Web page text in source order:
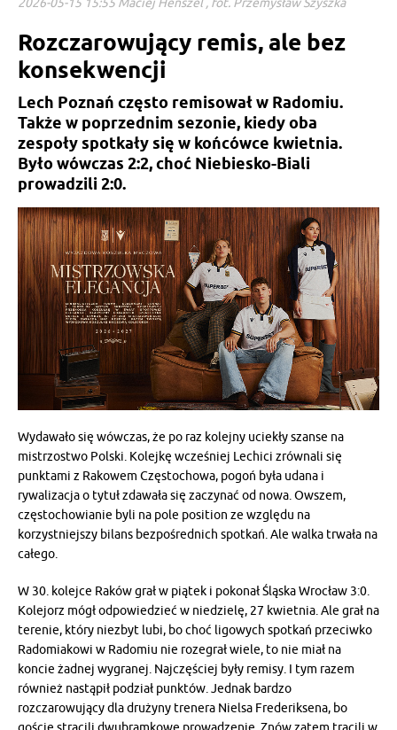
Rozczarowujący remis, ale bez
konsekwencji
Lech Poznań często remisował w Radomiu.
Także w poprzednim sezonie, kiedy oba
zespoły spotkały się w końcówce kwietnia.
Było wówczas 2:2, choć Niebiesko-Biali
prowadzili 2:0.
Wydawało się wówczas, że po raz kolejny uciekły szanse na
mistrzostwo Polski. Kolejkę wcześniej Lechici zrównali się
punktami z Rakowem Częstochowa, pogoń była udana i
rywalizacja o tytuł zdawała się zaczynać od nowa. Owszem,
częstochowianie byli na pole position ze względu na
korzystniejszy bilans bezpośrednich spotkań. Ale walka trwała na
całego.
W 30. kolejce Raków grał w piątek i pokonał Śląska Wrocław 3:0.
Kolejorz mógł odpowiedzieć w niedzielę, 27 kwietnia. Ale grał na
terenie, który niezbyt lubi, bo choć ligowych spotkań przeciwko
Radomiakowi w Radomiu nie rozegrał wiele, to nie miał na
koncie żadnej wygranej. Najczęściej były remisy. I tym razem
również nastąpił podział punktów. Jednak bardzo
rozczarowujący dla drużyny trenera Nielsa Frederiksena, bo